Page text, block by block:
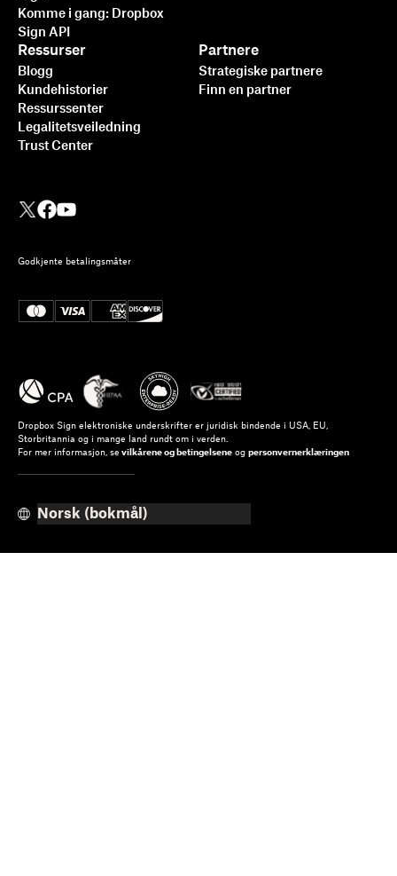
Komme i gang: Dropbox
Sign API
Ressurser
Blogg
Kundehistorier
Ressurssenter
Legalitetsveiledning
Trust Center
Partnere
Strategiske partnere
Finn en partner
Godkjente betalingsmåter
Dropbox Sign elektroniske underskrifter er juridisk bindende i USA, EU,
Storbritannia og i mange land rundt om i verden.
For mer informasjon, se vilkårene og betingelsene og personvernerklæringen